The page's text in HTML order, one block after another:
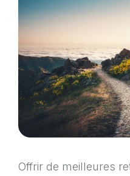
Offrir de meilleures